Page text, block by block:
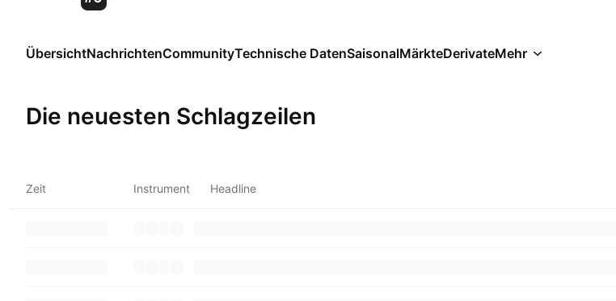
ÜbersichtNachrichtenCommunityTechnische DatenSaisonalMärkteDerivateMehr
Die neuesten Schlagzeilen
Zeit Instrument Headline